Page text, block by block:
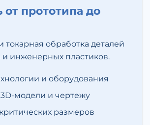
от прототипа до
обработка деталей
и инженерных пластиков.
и оборудования
модели и чертежу
размеров